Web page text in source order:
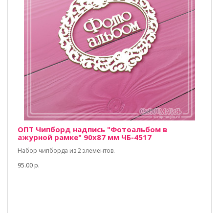
ОПТ Чипборд надпись "Фотоальбом в
ажурной рамке" 90х87 мм ЧБ-4517
Набор чипборда из 2 элементов.
95.00 р.